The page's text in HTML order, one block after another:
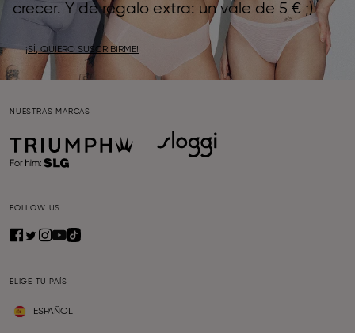
crecer. Y de regalo extra: un vale de 5 € ;)
¡SÍ, QUIERO SUSCRIBIRME!
NUESTRAS MARCAS
FOLLOW US
ELIGE TU PAÍS
ESPAÑOL